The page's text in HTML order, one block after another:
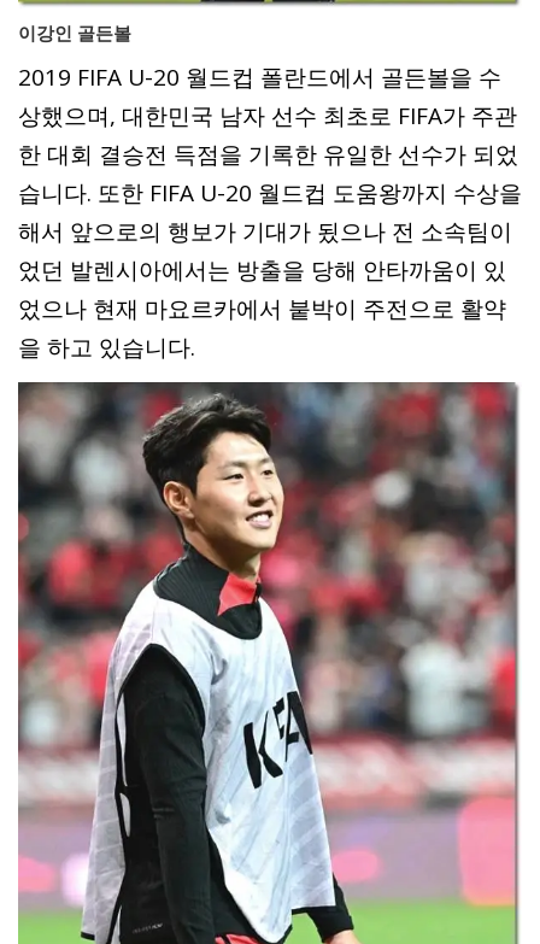
이강인 골든볼
2019 FIFA U-20 월드컵 폴란드에서 골든볼을 수
상했으며, 대한민국 남자 선수 최초로 FIFA가 주관
한 대회 결승전 득점을 기록한 유일한 선수가 되었
습니다. 또한 FIFA U-20 월드컵 도움왕까지 수상을
해서 앞으로의 행보가 기대가 됬으나 전 소속팀이
었던 발렌시아에서는 방출을 당해 안타까움이 있
었으나 현재 마요르카에서 붙박이 주전으로 활약
을 하고 있습니다.